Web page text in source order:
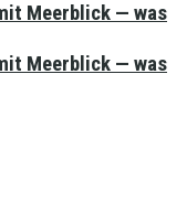
Meerblick — was
Meerblick — was